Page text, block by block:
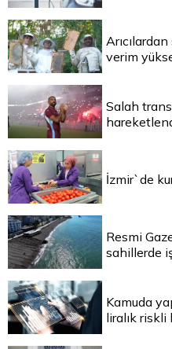
verim
Salah
İzmir`de
Resmi
sahillerde
Kamuda
liralık